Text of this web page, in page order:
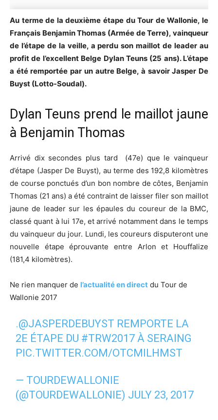
Au terme de la deuxième étape du Tour de Wallonie, le
Français Benjamin Thomas (Armée de Terre), vainqueur
de l’étape de la veille, a perdu son maillot de leader au
profit de l’excellent Belge Dylan Teuns (25 ans). L’étape
a été remportée par un autre Belge, à savoir Jasper De
Buyst (Lotto-Soudal).
Dylan Teuns prend le maillot jaune
à Benjamin Thomas
Arrivé dix secondes plus tard (47e) que le vainqueur
d’étape (Jasper De Buyst), au terme des 192,8 kilomètres
de course ponctués d’un bon nombre de côtes, Benjamin
Thomas (21 ans) a été contraint de laisser filer son maillot
jaune de leader sur les épaules du coureur de la BMC,
classé quant à lui 17e, et arrivé notamment dans le temps
du vainqueur du jour. Lundi, les coureurs disputeront une
nouvelle étape éprouvante entre Arlon et Houffalize
(181,4 kilomètres).
Ne rien manquer de l’actualité en direct du Tour de
Wallonie 2017
.@JASPERDEBUYST REMPORTE LA
2E ÉTAPE DU #TRW2017 À SERAING
PIC.TWITTER.COM/OTCMILHMST
— TOURDEWALLONIE
(@TOURDEWALLONIE) JULY 23, 2017